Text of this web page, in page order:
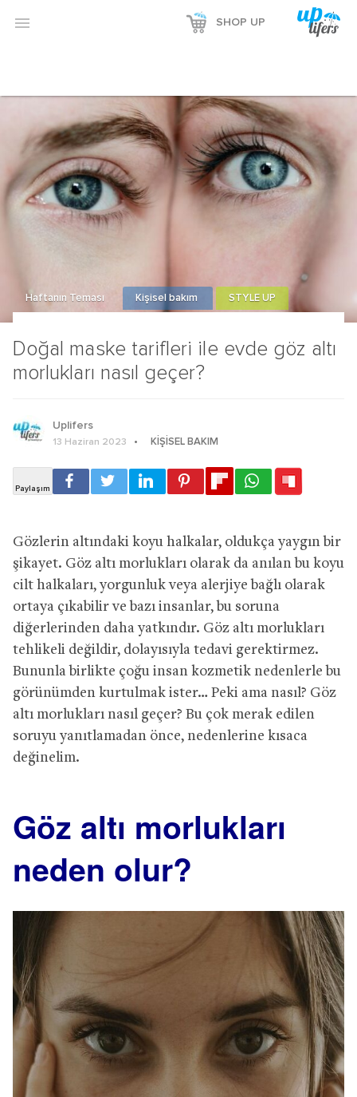
Reklamı Göster
Reklamı Gizle
 SHOP UP
Doğal maske tarifleri ile evde göz altı
morlukları nasıl geçer?
Haftanın Teması Kişisel bakım STYLE UP
Uplifers
13 Haziran 2023 KIŞISEL BAKIM
Gözlerin altındaki koyu halkalar, oldukça yaygın bir
şikayet. Göz altı morlukları olarak da anılan bu koyu
cilt halkaları, yorgunluk veya alerjiye bağlı olarak
ortaya çıkabilir ve bazı insanlar, bu soruna
diğerlerinden daha yatkındır. Göz altı morlukları
tehlikeli değildir, dolayısıyla tedavi gerektirmez.
Bununla birlikte çoğu insan kozmetik nedenlerle bu
görünümden kurtulmak ister… Peki ama nasıl? Göz
altı morlukları nasıl geçer? Bu çok merak edilen
soruyu yanıtlamadan önce, nedenlerine kısaca
değinelim.
Göz altı morlukları
neden olur?